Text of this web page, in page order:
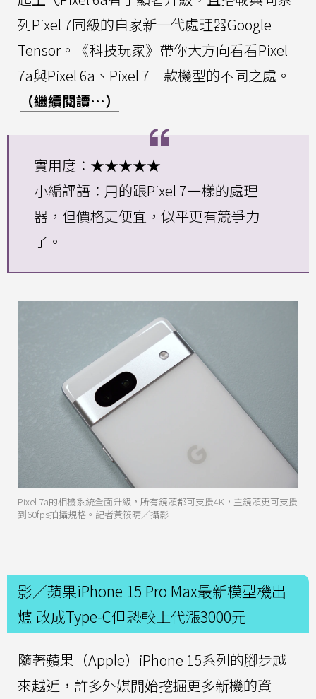
列Pixel 7同級的自家新一代處理器Google
Tensor。《科技玩家》帶你大方向看看Pixel
7a與Pixel 6a、Pixel 7三款機型的不同之處。
（繼續閱讀…）
實用度：★★★★★
小編評語：用的跟Pixel 7一樣的處理
器，但價格更便宜，似乎更有競爭力
了。
Pixel 7a的相機系統全面升級，所有鏡頭都可支援4K，主鏡頭更可支援
到60fps拍攝規格。記者黃筱晴／攝影
影／蘋果iPhone 15 Pro Max最新模型機出
爐 改成Type-C但恐較上代漲3000元
隨著蘋果（Apple）iPhone 15系列的腳步越
來越近，許多外媒開始挖掘更多新機的資